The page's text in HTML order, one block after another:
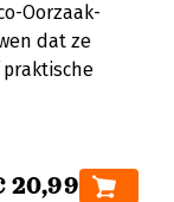
Oorzaak-
dat ze
20,99